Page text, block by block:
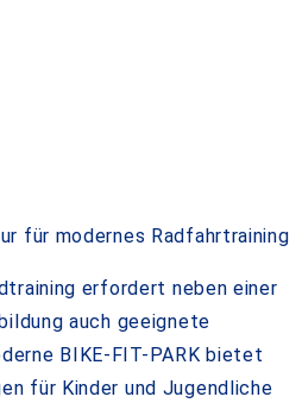
für modernes Radfahrtraining
erfordert neben einer
auch geeignete
BIKE-FIT-PARK bietet
für Kinder und Jugendliche